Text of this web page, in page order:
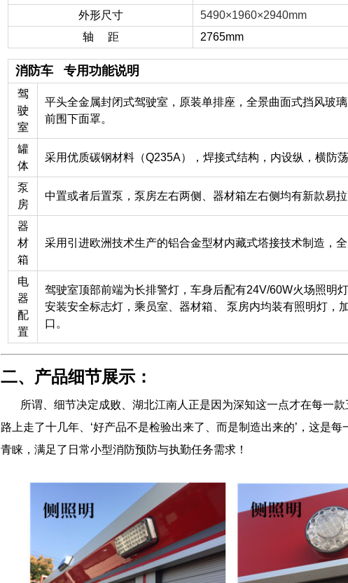
外形尺寸
5490×1960×2940mm
轴 距
2765mm
消防车 专用功能说明
驾
驶
室
平头全金属封闭式驾驶室，原装单排座，全景曲面式挡风玻
前围下面罩。
罐
体
采用优质碳钢材料（Q235A），焊接式结构，内设纵，横防
泵
房
中置或者后置泵，泵房左右两侧、器材箱左右侧均有新款易
器
材
箱
采用引进欧洲技术生产的铝合金型材内藏式塔接技术制造，
电
器
配
置
驾驶室顶部前端为长排警灯，车身后配有24V/60W火场照明
安装安全标志灯，乘员室、器材箱、 泵房内均装有照明灯，
口。
二、产品细节展示：
所谓、细节决定成败、湖北江南人正是因为深知这一点才在每一
路上走了十几年、‘好产品不是检验出来了、而是制造出来的’，这是
青睐，满足了日常小型消防预防与执勤任务需求！